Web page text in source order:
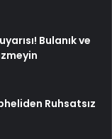
Bulanık ve
Ruhsatsız